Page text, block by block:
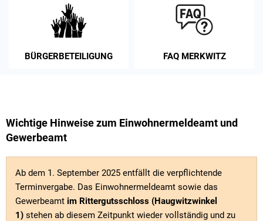
BÜRGERBETEILIGUNG FAQ MERKWITZ
Wichtige Hinweise zum Einwohnermeldeamt und
Gewerbeamt
Ab dem 1. September 2025 entfällt die verpflichtende
Terminvergabe. Das Einwohnermeldeamt sowie das
Gewerbeamt im Rittergutsschloss (Haugwitzwinkel
1) stehen ab diesem Zeitpunkt wieder vollständig und zu